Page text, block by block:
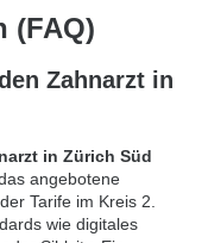
(FAQ)
Zahnarzt in
in Zürich Süd
angebotene
Tarife im Kreis 2.
wie digitales